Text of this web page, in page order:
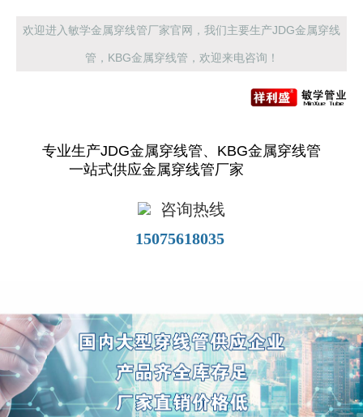
欢迎进入敏学金属穿线管厂家官网，我们主要生产JDG金属穿线
管，KBG金属穿线管，欢迎来电咨询！
专业生产JDG金属穿线管、KBG金属穿线管
一站式供应金属穿线管厂家
咨询热线
15075618035